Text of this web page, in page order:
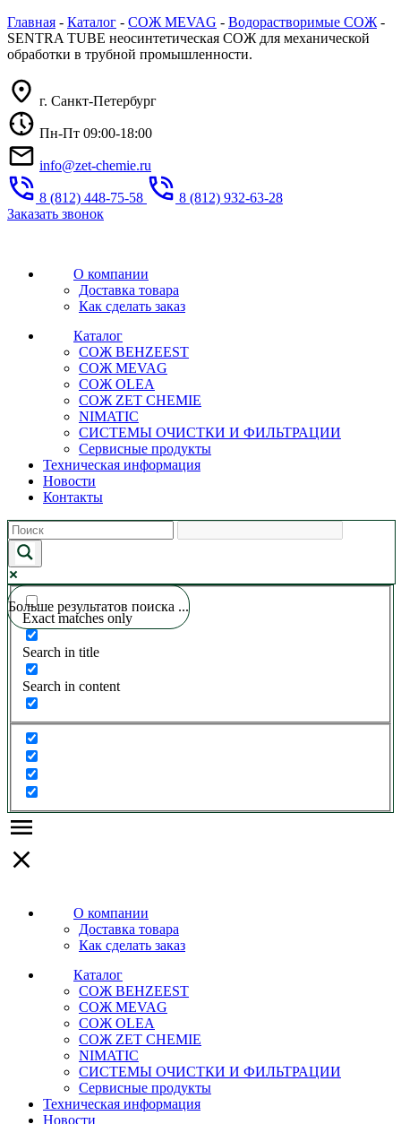
Главная - Каталог - СОЖ MEVAG - Водорастворимые СОЖ -
SENTRA TUBE неосинтетическая СОЖ для механической
обработки в трубной промышленности.
г. Санкт-Петербург
Пн-Пт 09:00-18:00
info@zet-chemie.ru
8 (812) 448-75-58
8 (812) 932-63-28
Заказать звонок
О компании
Доставка товара
Как сделать заказ
Каталог
СОЖ BEHZEEST
СОЖ MEVAG
СОЖ OLEA
СОЖ ZET CHEMIE
NIMATIC
СИСТЕМЫ ОЧИСТКИ И ФИЛЬТРАЦИИ
Сервисные продукты
Техническая информация
Новости
Контакты
Больше результатов поиска ...
Exact matches only
Search in title
Search in content
О компании
Доставка товара
Как сделать заказ
Каталог
СОЖ BEHZEEST
СОЖ MEVAG
СОЖ OLEA
СОЖ ZET CHEMIE
NIMATIC
СИСТЕМЫ ОЧИСТКИ И ФИЛЬТРАЦИИ
Сервисные продукты
Техническая информация
Новости